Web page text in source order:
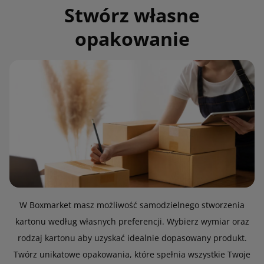
Stwórz własne
opakowanie
W Boxmarket masz możliwość samodzielnego stworzenia
kartonu według własnych preferencji. Wybierz wymiar oraz
rodzaj kartonu aby uzyskać idealnie dopasowany produkt.
Twórz unikatowe opakowania, które spełnia wszystkie Twoje